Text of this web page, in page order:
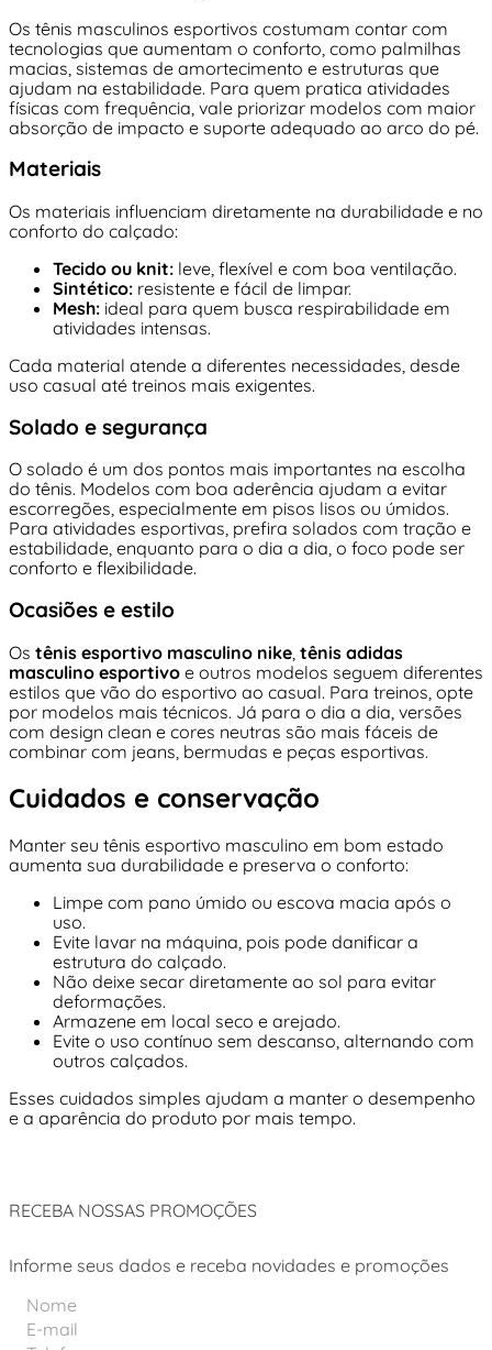
Os tênis masculinos esportivos costumam contar com
tecnologias que aumentam o conforto, como palmilhas
macias, sistemas de amortecimento e estruturas que
ajudam na estabilidade. Para quem pratica atividades
físicas com frequência, vale priorizar modelos com maior
absorção de impacto e suporte adequado ao arco do pé.
Materiais
Os materiais influenciam diretamente na durabilidade e no
conforto do calçado:
Tecido ou knit: leve, flexível e com boa ventilação.
Sintético: resistente e fácil de limpar.
Mesh: ideal para quem busca respirabilidade em
atividades intensas.
Cada material atende a diferentes necessidades, desde
uso casual até treinos mais exigentes.
Solado e segurança
O solado é um dos pontos mais importantes na escolha
do tênis. Modelos com boa aderência ajudam a evitar
escorregões, especialmente em pisos lisos ou úmidos.
Para atividades esportivas, prefira solados com tração e
estabilidade, enquanto para o dia a dia, o foco pode ser
conforto e flexibilidade.
Ocasiões e estilo
Os tênis esportivo masculino nike tênis adidas
masculino esportivo e outros modelos seguem diferentes
estilos que vão do esportivo ao casual. Para treinos, opte
por modelos mais técnicos. Já para o dia a dia, versões
com design clean e cores neutras são mais fáceis de
combinar com jeans, bermudas e peças esportivas.
Cuidados e conservação
Manter seu tênis esportivo masculino em bom estado
aumenta sua durabilidade e preserva o conforto:
Limpe com pano úmido ou escova macia após o
uso.
Evite lavar na máquina, pois pode danificar a
estrutura do calçado.
Não deixe secar diretamente ao sol para evitar
deformações.
Armazene em local seco e arejado.
Evite o uso contínuo sem descanso, alternando com
outros calçados.
Esses cuidados simples ajudam a manter o desempenho
e a aparência do produto por mais tempo.
RECEBA NOSSAS PROMOÇÕES
Informe seus dados e receba novidades e promoções